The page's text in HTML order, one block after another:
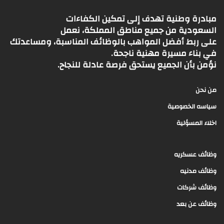
مبادرة وطنية تهدف إلى تمكين الكفاءات
السعودية من جميع مناطق المملكة، نعمل
على ربط أفضل المواهب بالوظائف المناسبة، ومساعدتك
في بناء مسيرة مهنية ناجحة.
نؤمن بأن الجميع يستحق فرصة عادلة للنجاح.
من نحن
سياسه الخصوصية
اخلاء المسؤلية
وظائف عسكريه
وظائف مدنيه
وظائف شركات
وظائف عن بعد